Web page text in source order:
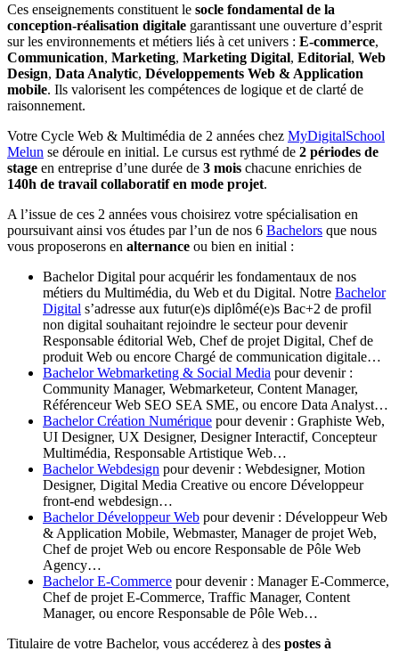
Ces enseignements constituent le socle fondamental de la
conception-réalisation digitale garantissant une ouverture d’esprit
sur les environnements et métiers liés à cet univers : E-commerce,
Communication, Marketing, Marketing Digital, Editorial, Web
Design, Data Analytic, Développements Web & Application
mobile. Ils valorisent les compétences de logique et de clarté de
raisonnement.
Votre Cycle Web & Multimédia de 2 années chez MyDigitalSchool
Melun se déroule en initial. Le cursus est rythmé de 2 périodes de
stage en entreprise d’une durée de 3 mois chacune enrichies de
140h de travail collaboratif en mode projet.
A l’issue de ces 2 années vous choisirez votre spécialisation en
poursuivant ainsi vos études par l’un de nos 6 Bachelors que nous
vous proposerons en alternance ou bien en initial :
Bachelor Digital pour acquérir les fondamentaux de nos
métiers du Multimédia, du Web et du Digital. Notre Bachelor
Digital s’adresse aux futur(e)s diplômé(e)s Bac+2 de profil
non digital souhaitant rejoindre le secteur pour devenir
Responsable éditorial Web, Chef de projet Digital, Chef de
produit Web ou encore Chargé de communication digitale…
Bachelor Webmarketing & Social Media pour devenir :
Community Manager, Webmarketeur, Content Manager,
Référenceur Web SEO SEA SME, ou encore Data Analyst…
Bachelor Création Numérique pour devenir : Graphiste Web,
UI Designer, UX Designer, Designer Interactif, Concepteur
Multimédia, Responsable Artistique Web…
Bachelor Webdesign pour devenir : Webdesigner, Motion
Designer, Digital Media Creative ou encore Développeur
front-end webdesign…
Bachelor Développeur Web pour devenir : Développeur Web
& Application Mobile, Webmaster, Manager de projet Web,
Chef de projet Web ou encore Responsable de Pôle Web
Agency…
Bachelor E-Commerce pour devenir : Manager E-Commerce,
Chef de projet E-Commerce, Traffic Manager, Content
Manager, ou encore Responsable de Pôle Web…
Titulaire de votre Bachelor, vous accéderez à des postes à